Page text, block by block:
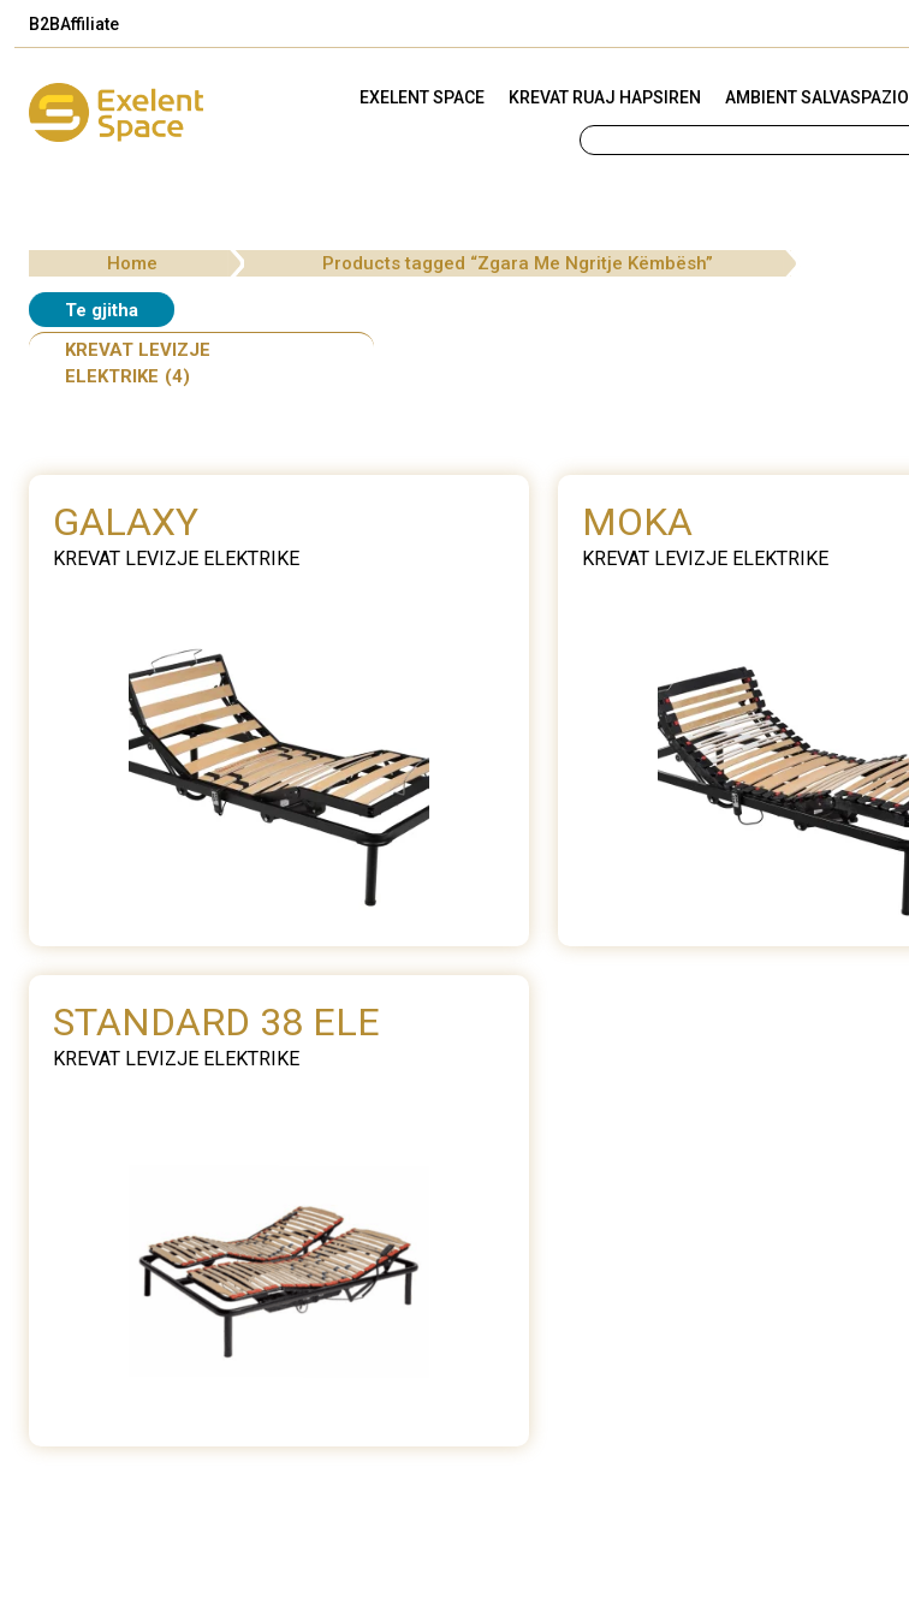
B2BAffiliate
EXELENT SPACE KREVAT RUAJ HAPSIREN AMBIENT SALVASPAZIO
Home Products tagged “Zgara Me Ngritje Këmbësh”
Te gjitha
KREVAT LEVIZJE
ELEKTRIKE (4)
GALAXY
KREVAT LEVIZJE ELEKTRIKE
MOKA
KREVAT LEVIZJE ELEKTRIKE
STANDARD 38 ELE
KREVAT LEVIZJE ELEKTRIKE